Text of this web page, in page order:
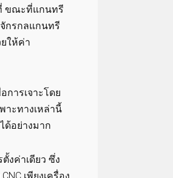
ขณะที่แกนทรี
กรกลแกนทรี
ให้ค่า
การเจาะโดย
าะทางเหล่านี้
ด้อย่างมาก
งค่าเดียว ซึ่ง